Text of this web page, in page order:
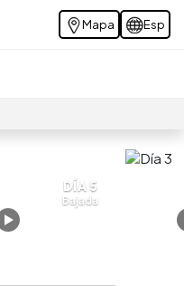
Mapa Esp
DÍA 5
Bajada